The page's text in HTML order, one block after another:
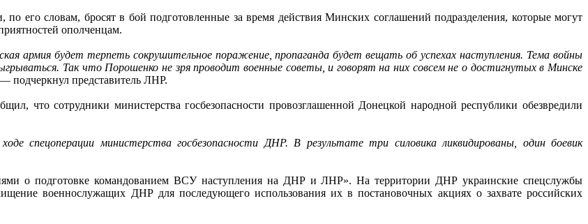
по его словам, бросят в бой подготовленные за время действия Минских соглашений подразделения, которые могут
ополченцам.
армия будет терпеть сокрушительное поражение, пропаганда будет вещать об успехах наступления. Тема войны
Так что Порошенко не зря проводит военные советы, и говорят на них совсем не о достигнутых в Минске
подчеркнул представитель ЛНР.
что сотрудники министерства госбезопасности провозглашенной Донецкой народной республики обезвредили
спецоперации министерства госбезопасности ДНР. В результате три силовика ликвидированы, один боевик
о подготовке командованием ВСУ наступления на ДНР и ЛНР». На территории ДНР украинские спецслужбы
военнослужащих ДНР для последующего использования их в постановочных акциях о захвате российских